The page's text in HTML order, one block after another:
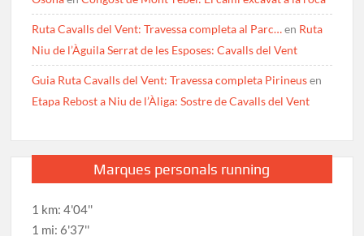
Ruta Cavalls del Vent: Travessa completa al Parc…en Ruta
Niu de l’Àguila Serrat de les Esposes: Cavalls del Vent
Guia Ruta Cavalls del Vent: Travessa completa Pirineusen
Etapa Rebost a Niu de l’Àliga: Sostre de Cavalls del Vent
Marques personals running
1 km: 4'04''
1 mi: 6'37''